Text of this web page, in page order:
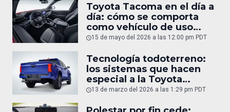
Toyota Tacoma en el día a
día: cómo se comporta
como vehículo de uso
diario
15 de mayo del 2026 a las 12:00 pm PDT
Tecnología todoterreno:
los sistemas que hacen
especial a la Toyota
Tacoma
13 de marzo del 2026 a las 1:29 pm PDT